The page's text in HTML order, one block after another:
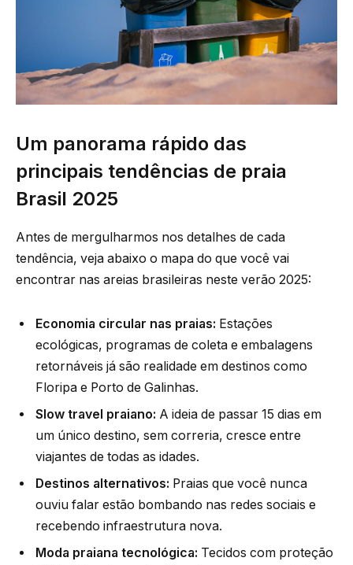
Um panorama rápido das
principais tendências de praia
Brasil 2025
Antes de mergulharmos nos detalhes de cada
tendência, veja abaixo o mapa do que você vai
encontrar nas areias brasileiras neste verão 2025:
Economia circular nas praias: Estações
ecológicas, programas de coleta e embalagens
retornáveis já são realidade em destinos como
Floripa e Porto de Galinhas.
Slow travel praiano: A ideia de passar 15 dias em
um único destino, sem correria, cresce entre
viajantes de todas as idades.
Destinos alternativos: Praias que você nunca
ouviu falar estão bombando nas redes sociais e
recebendo infraestrutura nova.
Moda praiana tecnológica: Tecidos com proteção